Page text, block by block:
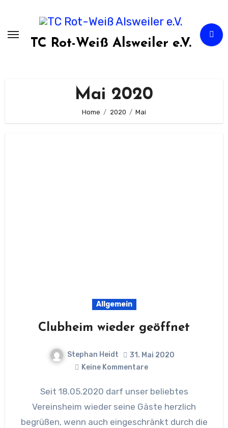
springen
TC Rot-Weiß Alsweiler e.V.
Mai 2020
Home 2020 Mai
Allgemein
Clubheim wieder geöffnet
Stephan Heidt
31. Mai 2020
Keine Kommentare
Seit 18.05.2020 darf unser beliebtes
Vereinsheim wieder seine Gäste herzlich
begrüßen, wenn auch eingeschränkt durch die